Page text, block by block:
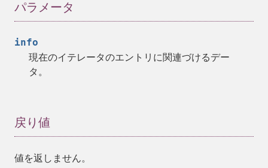
パラメータ
info
現在のイテレータのエントリに関連づけるデー
タ。
戻り値
値を返しません。